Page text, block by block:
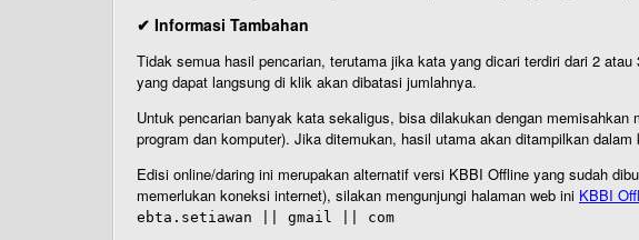
✔ Informasi Tambahan
Tidak semua hasil pencarian, terutama jika kata yang dicari terdiri dari 2
yang dapat langsung di klik akan dibatasi jumlahnya.
Untuk pencarian banyak kata sekaligus, bisa dilakukan dengan
program dan komputer). Jika ditemukan, hasil utama akan ditampilkan
Edisi online/daring ini merupakan alternatif versi KBBI Offline yang sudah
memerlukan koneksi internet), silakan mengunjungi halaman web ini KBBI
ebta.setiawan || gmail || com